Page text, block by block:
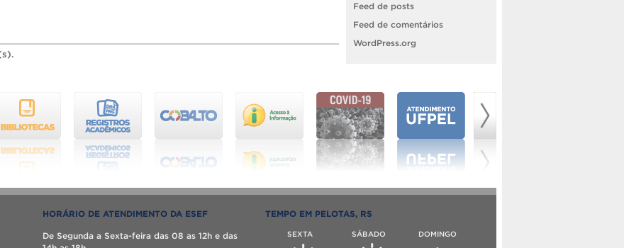
Feed de posts
Feed de comentários
WordPress.org
HORÁRIO DE ATENDIMENTO DA ESEF
De Segunda a Sexta-feira das 08 as 12h e das
TEMPO EM PELOTAS, RS
SEXTA SÁBADO DOMINGO